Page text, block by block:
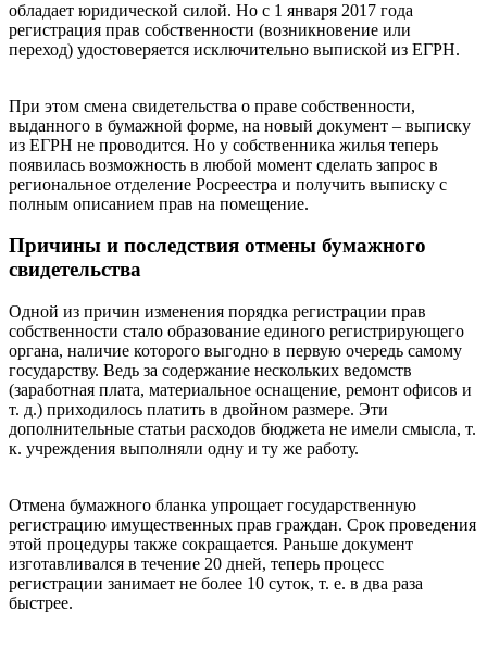
обладает юридической силой. Но с 1 января 2017 года
регистрация прав собственности (возникновение или
переход) удостоверяется исключительно выпиской из ЕГРН.
При этом смена свидетельства о праве собственности,
выданного в бумажной форме, на новый документ – выписку
из ЕГРН не проводится. Но у собственника жилья теперь
появилась возможность в любой момент сделать запрос в
региональное отделение Росреестра и получить выписку с
полным описанием прав на помещение.
Причины и последствия отмены бумажного
свидетельства
Одной из причин изменения порядка регистрации прав
собственности стало образование единого регистрирующего
органа, наличие которого выгодно в первую очередь самому
государству. Ведь за содержание нескольких ведомств
(заработная плата, материальное оснащение, ремонт офисов и
т. д.) приходилось платить в двойном размере. Эти
дополнительные статьи расходов бюджета не имели смысла, т.
к. учреждения выполняли одну и ту же работу.
Отмена бумажного бланка упрощает государственную
регистрацию имущественных прав граждан. Срок проведения
этой процедуры также сокращается. Раньше документ
изготавливался в течение 20 дней, теперь процесс
регистрации занимает не более 10 суток, т. е. в два раза
быстрее.